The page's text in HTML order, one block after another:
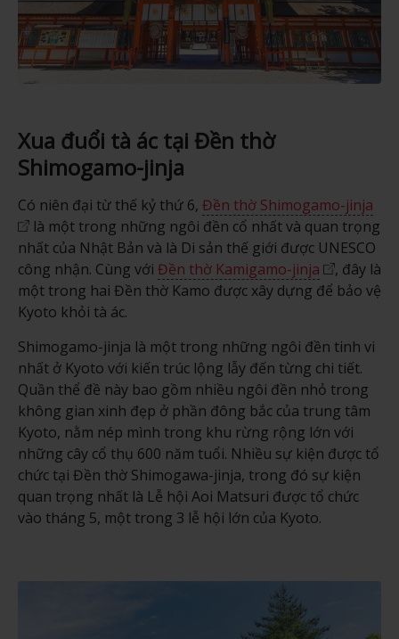
Xua đuổi tà ác tại Đền thờ
Shimogamo-jinja
Có niên đại từ thế kỷ thứ 6, Đền thờ Shimogamo-jinja
là một trong những ngôi đền cổ nhất và quan trọng
nhất của Nhật Bản và là Di sản thế giới được UNESCO
công nhận. Cùng với Đền thờ Kamigamo-jinja
, đây là
một trong hai Đền thờ Kamo được xây dựng để bảo vệ
Kyoto khỏi tà ác.
Shimogamo-jinja là một trong những ngôi đền tinh vi
nhất ở Kyoto với kiến trúc lộng lẫy đến từng chi tiết.
Quần thể đề này bao gồm nhiều ngôi đền nhỏ trong
không gian xinh đẹp ở phần đông bắc của trung tâm
Kyoto, nằm nép mình trong khu rừng rộng lớn với
những cây cổ thụ 600 năm tuổi. Nhiều sự kiện được tổ
chức tại Đền thờ Shimogawa-jinja, trong đó sự kiện
quan trọng nhất là Lễ hội Aoi Matsuri được tổ chức
vào tháng 5, một trong 3 lễ hội lớn của Kyoto.